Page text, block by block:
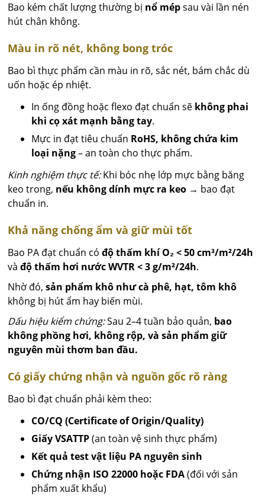
Bao kém chất lượng thường bị nổ mépsau vài lần nén
hút chân không.
Màu in rõ nét, không bong tróc
Bao bì thực phẩm cần màu in rõ, sắc nét, bám chắc dù
uốn hoặc ép nhiệt.
In ống đồng hoặc flexo đạt chuẩn sẽ không phai
khi cọ xát mạnh bằng tay.
Mực in đạt tiêu chuẩn RoHS, không chứa kim
loại nặng– an toàn cho thực phẩm.
Kinh nghiệm thực tế:Khi bóc nhẹ lớp mực bằng băng
keo trong, nếu không dính mực ra keo → bao đạt
chuẩn in.
Khả năng chống ẩm và giữ mùi tốt
Bao PA đạt chuẩn cóđộ thấm khí O₂ < 50 cm³/m²/24h
vàđộ thấm hơi nước WVTR < 3 g/m²/24h.
Nhờ đó,sản phẩm khô như cà phê, hạt, tôm khô
không bị hút ẩm hay biến mùi.
Dấu hiệu kiểm chứng:Sau 2–4 tuần bảo quản, bao
không phồng hơi, không rộp, và sản phẩm giữ
nguyên mùi thơm ban đầu.
Có giấy chứng nhận và nguồn gốc rõ ràng
Bao bì đạt chuẩn phải kèm theo:
CO/CQ (Certificate of Origin/Quality)
Giấy VSATTP(an toàn vệ sinh thực phẩm)
Kết quả test vật liệu PA nguyên sinh
Chứng nhận ISO 22000 hoặc FDA(đối với sản
phẩm xuất khẩu)